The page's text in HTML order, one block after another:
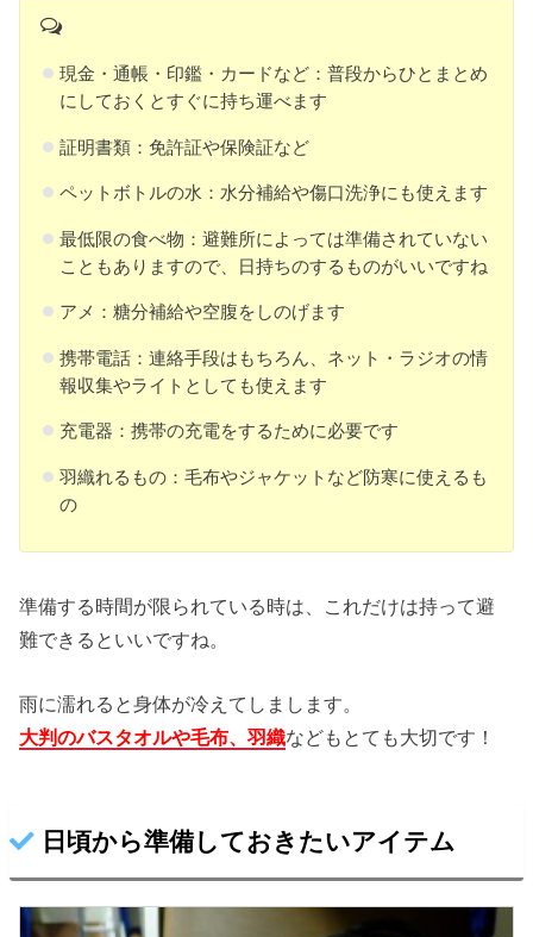
現金・通帳・印鑑・カードなど：普段からひとまとめ
にしておくとすぐに持ち運べます
証明書類：免許証や保険証など
ペットボトルの水：水分補給や傷口洗浄にも使えます
最低限の食べ物：避難所によっては準備されていない
こともありますので、日持ちのするものがいいですね
アメ：糖分補給や空腹をしのげます
携帯電話：連絡手段はもちろん、ネット・ラジオの情
報収集やライトとしても使えます
充電器：携帯の充電をするために必要です
羽織れるもの：毛布やジャケットなど防寒に使えるも
の
準備する時間が限られている時は、これだけは持って避
難できるといいですね。
雨に濡れると身体が冷えてしまします。
大判のバスタオルや毛布、羽織などもとても大切です！
日頃から準備しておきたいアイテム